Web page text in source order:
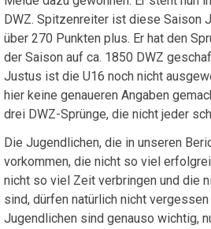
DWZ. Spitzenreiter ist diese Saison
über 270 Punkten plus. Er hat den
der Saison auf ca. 1850 DWZ
Justus ist die U16 noch nicht
hier keine genaueren Angaben
drei DWZ-Sprünge, die nicht jeder
Die Jugendlichen, die in unseren
vorkommen, die nicht so viel
nicht so viel Zeit verbringen und die
sind, dürfen natürlich nicht
Jugendlichen sind genauso wichtig,